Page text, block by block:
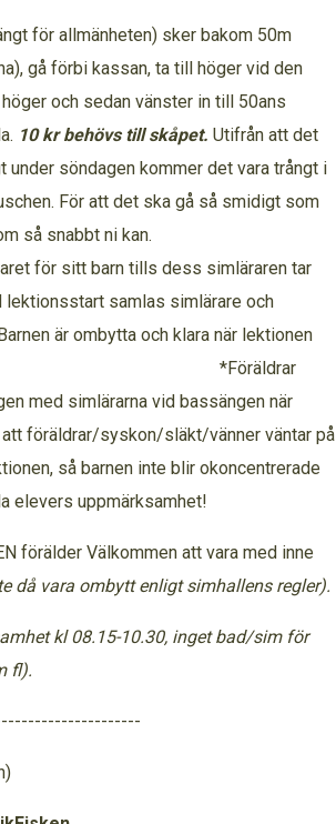
för allmänheten) sker bakom 50m
gå förbi kassan, ta till höger vid den
och sedan vänster in till 50ans
10 kr behövs till skåpet. Utifrån att det
under söndagen kommer det vara trångt i
För att det ska gå så smidigt som
och byt om så snabbt ni kan.
sitt barn tills dess simläraren tar
samlas simlärare och
är ombytta och klara när lektionen
med simlärarna vid bassängen när
föräldrar/syskon/släkt/vänner väntar på
så barnen inte blir okoncentrerade
elevers uppmärksamhet!
förälder Välkommen att vara med inne
då vara ombytt enligt simhallens regler).
kl 08.15-10.30, inget bad/sim för
fl).